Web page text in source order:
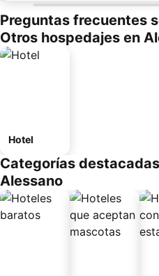
Preguntas frecuentes
Otros hospedajes en
Hotel
Categorías
Alessano